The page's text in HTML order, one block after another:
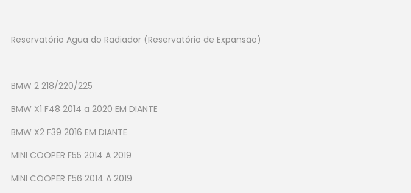
Reservatório Agua do Radiador (Reservatório de Expansão)
BMW 2 218/220/225
BMW X1 F48 2014 a 2020 EM DIANTE
BMW X2 F39 2016 EM DIANTE
MINI COOPER F55 2014 A 2019
MINI COOPER F56 2014 A 2019